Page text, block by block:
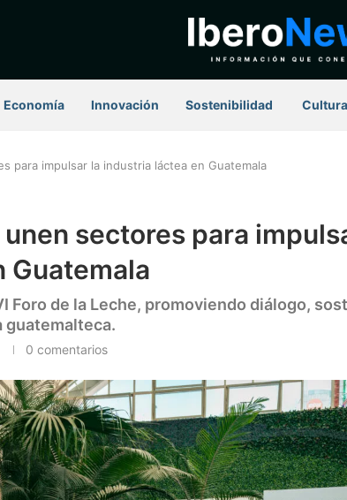
Economía Innovación Sostenibilidad
para impulsar la industria láctea en Guatemala
unen sectores para
Guatemala
Foro de la Leche, promoviendo diálogo,
guatemalteca.
0 comentarios